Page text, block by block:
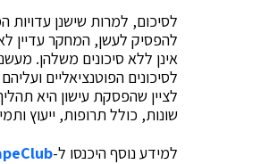
לסיכום, למרות שישנן עדויות
להפסיק לעשן, המחקר עדיין
אינן ללא סיכונים משלהן.
לסיכונים הפוטנציאליים
לציין שהפסקת עישון היא
שונות, כולל תרופות, ייעוץ
למידע נוסף היכנסו ל-